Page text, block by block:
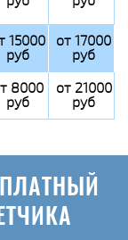
15000
руб
от 17000
руб
8000
руб
от 21000
руб